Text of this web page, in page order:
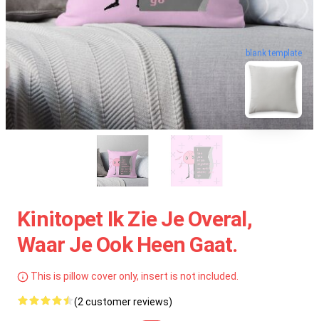
blank template
Kinitopet Ik Zie Je Overal,
Waar Je Ook Heen Gaat.
This is pillow cover only, insert is not included.
(2 customer reviews)